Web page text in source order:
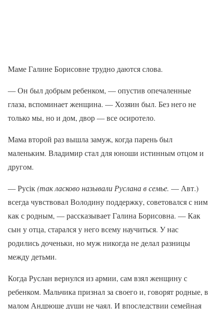
Маме Галине Борисовне трудно даются слова.
— Он был добрым ребенком, — опустив опечаленные
глаза, вспоминает женщина. — Хозяин был. Без него не
только мы, но и дом, двор — все осиротело.
Мама второй раз вышла замуж, когда парень был
маленьким. Владимир стал для юноши истинным отцом и
другом.
— Русік(так ласково называли Руслана в семье. — Авт.)
всегда чувствовал Володину поддержку, советовался с ним
как с родным, — рассказывает Галина Борисовна. — Как
сын у отца, старался у него всему научиться. У нас
родились доченьки, но муж никогда не делал разницы
между детьми.
Когда Руслан вернулся из армии, сам взял женщину с
ребенком. Мальчика признал за своего и, говорят родные, в
малом Андрюше души не чаял. И впоследствии семейная